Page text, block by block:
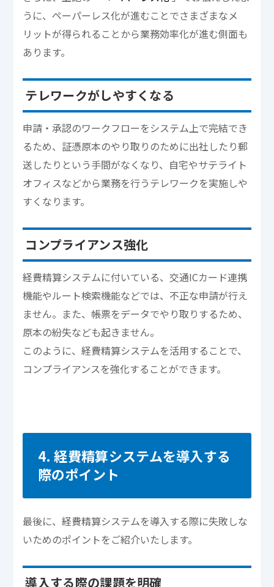
うに、ペーパーレス化が進むことでさまざまなメ
リットが得られることから業務効率化が進む側面も
あります。
テレワークがしやすくなる
申請・承認のワークフローをシステム上で完結でき
るため、証憑原本のやり取りのために出社したり郵
送したりという手間がなくなり、自宅やサテライト
オフィスなどから業務を行うテレワークを実施しや
すくなります。
コンプライアンス強化
経費精算システムに付いている、交通ICカード連携
機能やルート検索機能などでは、不正な申請が行え
ません。また、帳票をデータでやり取りするため、
原本の紛失なども起きません。
このように、経費精算システムを活用することで、
コンプライアンスを強化することができます。
4. 経費精算システムを導入する
際のポイント
最後に、経費精算システムを導入する際に失敗しな
いためのポイントをご紹介いたします。
導入する際の課題を明確